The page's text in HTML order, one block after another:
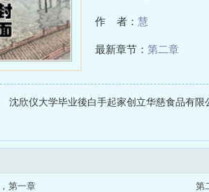
作 者： 慧
最新章节： 第二章
沈欣仪大学毕业後白手起家创立华慈食品有限
第一章 第